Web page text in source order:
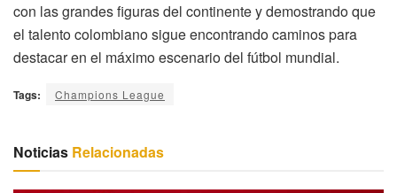
con las grandes figuras del continente y demostrando que
el talento colombiano sigue encontrando caminos para
destacar en el máximo escenario del fútbol mundial.
Tags: Champions League
Noticias Relacionadas